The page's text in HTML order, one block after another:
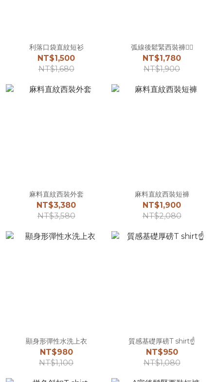
利落口袋直紋短衫
NT$1,500
NT$1,680
弧線後鬆緊西裝褲☝🏻
NT$1,780
NT$1,900
麻料直紋西裝外套
NT$3,380
NT$3,580
麻料直紋西裝短褲
NT$1,900
NT$2,080
顯身形彈性水洗上衣
NT$980
NT$1,100
質感基礎厚磅T shirt☝️
NT$950
NT$1,080